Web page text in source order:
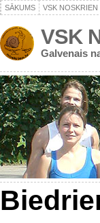
SĀKUMS VSK NOSKRIEN
VSK
Galvenais